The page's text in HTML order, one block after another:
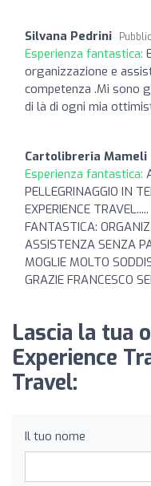
Silvana Pedrini
Esperienza fantastica:
organizzazione e
competenza .Mi sono
di là di ogni mia
Cartolibreria Mameli
Esperienza fantastica:
PELLEGRINAGGIO IN
EXPERIENCE
FANTASTICA:
ASSISTENZA SENZA
MOGLIE MOLTO
GRAZIE FRANCESCO
Lascia la tua
Experience
Travel:
Il tuo nome